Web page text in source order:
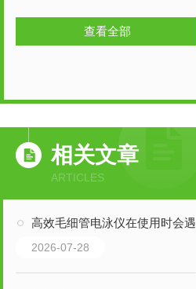
查看全部
相关文章
ARTICLES
高效毛细管电泳仪在使用时会遇到的故障有哪些？
2026-07-28